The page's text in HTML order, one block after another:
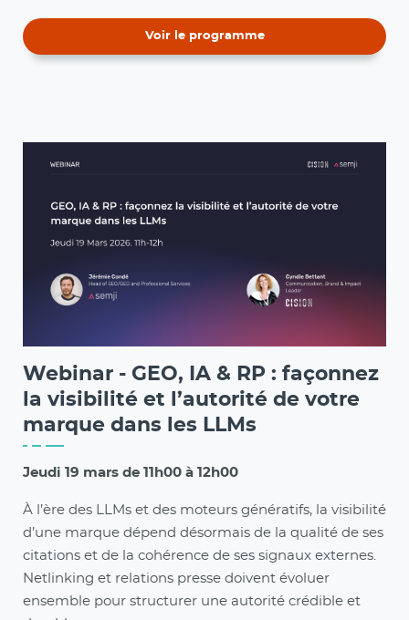
Voir le programme
Webinar - GEO, IA & RP : façonnez
la visibilité et l’autorité de votre
marque dans les LLMs
Jeudi 19 mars de 11h00 à 12h00
À l’ère des LLMs et des moteurs génératifs, la visibilité
d’une marque dépend désormais de la qualité de ses
citations et de la cohérence de ses signaux externes.
Netlinking et relations presse doivent évoluer
ensemble pour structurer une autorité crédible et